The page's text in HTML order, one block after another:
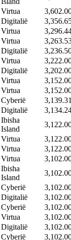
Virtua
Digitalië
Virtua
Virtua
Digitalië
Virtua
Digitalië
Virtua
Virtua
Cyberië
Digitalië
Ibisha
Island
Virtua
Virtua
Virtua
Ibisha
Island
Cyberië
Digitalië
Cyberië
Virtua
Digitalië
Cyberië